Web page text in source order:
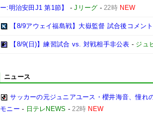
ー:明治安田J1 第1節】
-Jリーグ -22時 NEW
【8/9アウェイ福島戦】大嶽監督 試合後コメント
【8/9(日)】練習試合 vs. 対戦相手非公表 - ジュ
ニュース
サッカーの元ジュニアユース・櫻井海音、憧
モニー - 日テレNEWS -22時 NEW